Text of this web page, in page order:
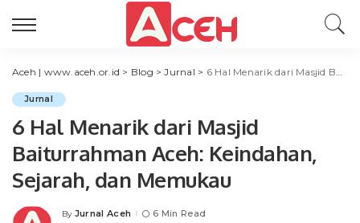
Aceh | www.aceh.or.id > Blog >Jurnal > 6 Hal Menarik dari Masjid Baiturrahman Aceh: Keindahan, Sejarah, dan Memukau
Jurnal
6 Hal Menarik dari Masjid
Baiturrahman Aceh: Keindahan,
Sejarah, dan Memukau
Posted
By Jurnal Aceh 6 Min Read